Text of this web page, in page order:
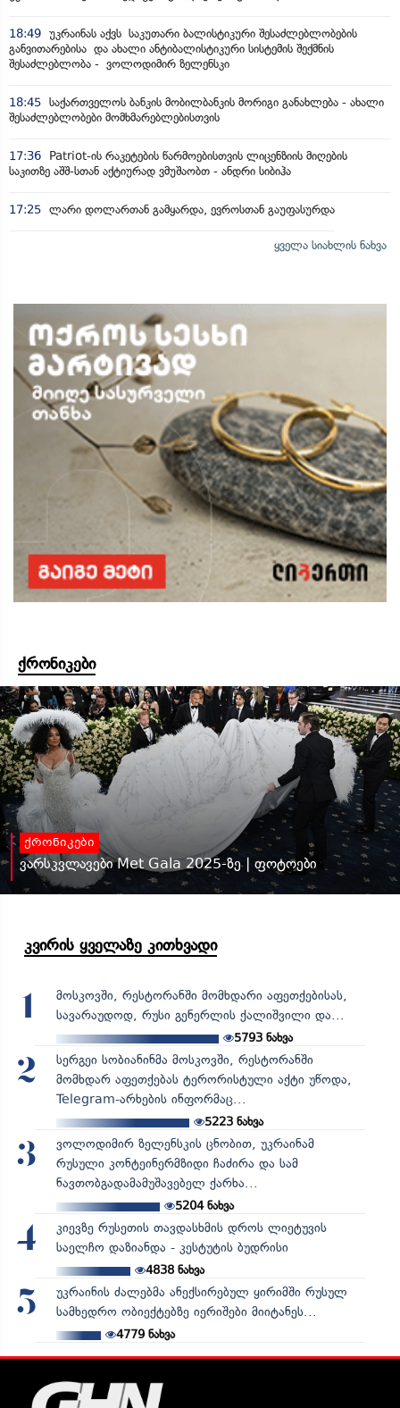
18:49 უკრაინას აქვს საკუთარი ბალისტიკური შესაძლებლობების
განვითარებისა და ახალი ანტიბალისტიკური სისტემის შექმნის
შესაძლებლობა - ვოლოდიმირ ზელენსკი
18:45 საქართველოს ბანკის მობილბანკის მორიგი განახლება - ახალი
შესაძლებლობები მომხმარებლებისთვის
17:36
Patriot-ის რაკეტების წარმოებისთვის ლიცენზიის მიღების
საკითზე აშშ-სთან აქტიურად ვმუშაობთ - ანდრი სიბიჰა
17:25 ლარი დოლართან გამყარდა, ევროსთან გაუფასურდა
ყველა სიახლის ნახვა
ქრონიკები
ქრონიკები
ვარსკვლავები Met Gala 2025-ზე | ფოტოები
კვირის ყველაზე კითხვადი
1
მოსკოვში, რესტორანში მომხდარი აფეთქებისას,
სავარაუდოდ, რუსი გენერლის ქალიშვილი და...
5793 ნახვა
2
სერგეი სობიანინმა მოსკოვში, რესტორანში
მომხდარ აფეთქებას ტერორისტული აქტი უწოდა,
Telegram-არხების ინფორმაც...
5223ნახვა
3
ვოლოდიმირ ზელენსკის ცნობით, უკრაინამ
რუსული კონტეინერმზიდი ჩაძირა და სამ
ნავთობგადამამუშავებელ ქარხა...
5204ნახვა
4
კიევზე რუსეთის თავდასხმის დროს ლიეტუვის
საელჩო დაზიანდა - კესტუტის ბუდრისი
4838ნახვა
5
უკრაინის ძალებმა ანექსირებულ ყირიმში რუსულ
სამხედრო ობიექტებზე იერიშები მიიტანეს...
4779ნახვა